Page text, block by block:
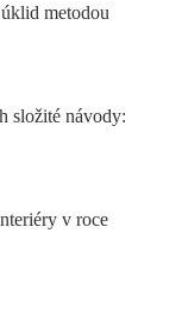
metodou
složité návody:
v roce